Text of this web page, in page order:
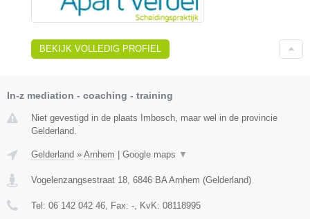
BEKIJK VOLLEDIG PROFIEL
In-z mediation - coaching - training
Niet gevestigd in de plaats Imbosch, maar wel in de provincie
Gelderland.
Gelderland » Arnhem Google maps ▼
Vogelenzangsestraat 18 6846 BA Arnhem (Gelderland)
Tel: 06 142 042 46 , Fax: - , KvK: 08118995